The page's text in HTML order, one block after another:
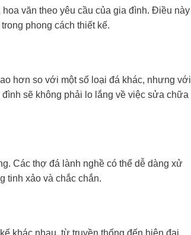
văn theo yêu cầu của gia đình. Điều này
phong cách thiết kế.
hơn so với một số loại đá khác, nhưng với
sẽ không phải lo lắng về việc sửa chữa
Các thợ đá lành nghề có thể dễ dàng xử
tinh xảo và chắc chắn.
khác nhau, từ truyền thống đến hiện đại.